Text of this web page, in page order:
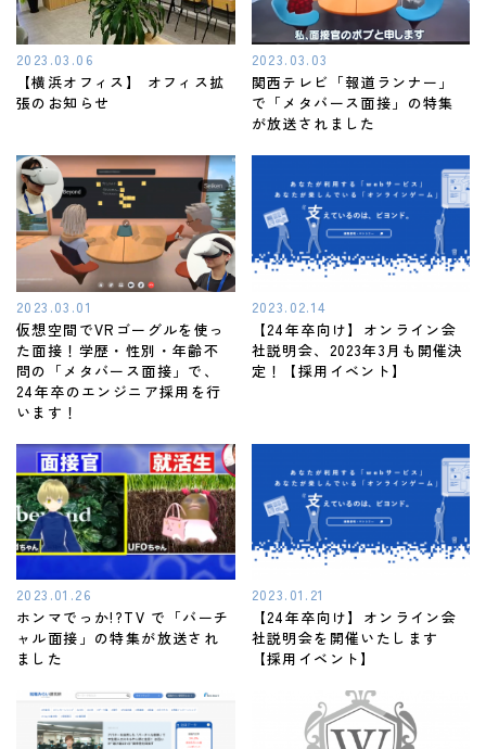
2023.03.06
【横浜オフィス】 オフィス拡
張のお知らせ
2023.03.03
関西テレビ「報道ランナー」
で「メタバース面接」の特集
が放送されました
2023.03.01
仮想空間でVRゴーグルを使っ
た面接！学歴・性別・年齢不
問の「メタバース面接」で、
24年卒のエンジニア採用を行
います！
2023.02.14
【24年卒向け】オンライン会
社説明会、2023年3月も開催決
定！【採用イベント】
2023.01.26
ホンマでっか!?TV で「バーチ
ャル面接」の特集が放送され
ました
2023.01.21
【24年卒向け】オンライン会
社説明会を開催いたします
【採用イベント】